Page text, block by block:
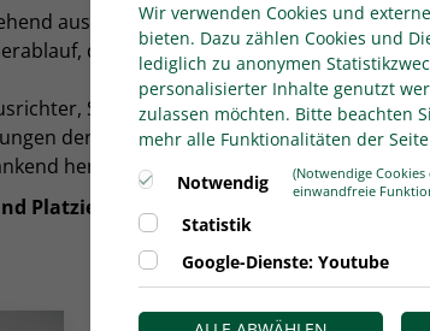
aus Thomas Ehrich, Roman Achilles und
dem fairen Auftreten aller
SC Borchen, für die
der Schiedsrichter Jhesa Mae Kaatz,
hervorgehoben.
Platzierungen finden Sie unter auf
Wir verwenden Cookies und
bieten. Dazu zählen Cookies und
lediglich zu anonymen
personalisierter Inhalte genutzt
zulassen möchten. Bitte beachten
mehr alle Funktionalitäten der
Notwendig
(Notwendige
einwandfreie
Statistik
Google-Dienste: Youtube